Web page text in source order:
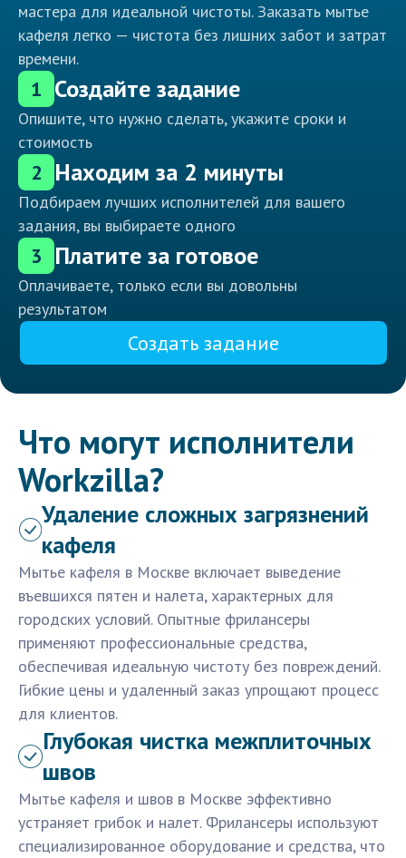
мастера для идеальной чистоты. Заказать мытье
кафеля легко — чистота без лишних забот и затрат
времени.
1 Создайте задание
Опишите, что нужно сделать, укажите сроки и
стоимость
2 Находим за 2 минуты
Подбираем лучших исполнителей для вашего
задания, вы выбираете одного
3 Платите за готовое
Оплачиваете, только если вы довольны
результатом
Создать задание
Что могут исполнители
Workzilla?
Удаление сложных загрязнений
кафеля
Мытье кафеля в Москве включает выведение
въевшихся пятен и налета, характерных для
городских условий. Опытные фрилансеры
применяют профессиональные средства,
обеспечивая идеальную чистоту без повреждений.
Гибкие цены и удаленный заказ упрощают процесс
для клиентов.
Глубокая чистка межплиточных
швов
Мытье кафеля и швов в Москве эффективно
устраняет грибок и налет. Фрилансеры используют
специализированное оборудование и средства, что